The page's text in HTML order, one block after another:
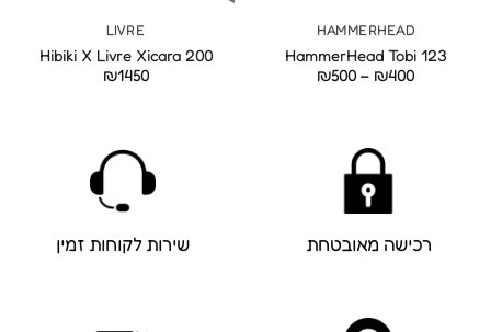
HAMMERHEAD
HammerHead Tobi 123
₪400
–
₪500
LIVRE
Hibiki X Livre Xicara 200
₪1450
רכישה מאובטחת שירות לקוחות זמין